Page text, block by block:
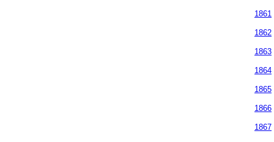
1861
1862
1863
1864
1865
1866
1867